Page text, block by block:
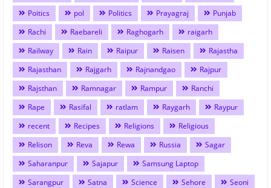
Poitics
pol Politics Prayagraj
Punjab
Rachi
Raebareli Raghogarh
raigarh
Railway
Rain Raipur Raisen
Rajastha
Rajasthan
Rajgarh Rajnandgao
Rajpur
Rajsthan
Ramnagar Rampur
Ranchi
Rape
Rasifal ratlam Raygarh
Raypur
recent
Recipes Religions
Religious
Relison
Reva Rewa Russia
Sagar
Saharanpur
Sajapur
Samsung Laptop
Sarangpur
Satna Science Sehore
Seoni